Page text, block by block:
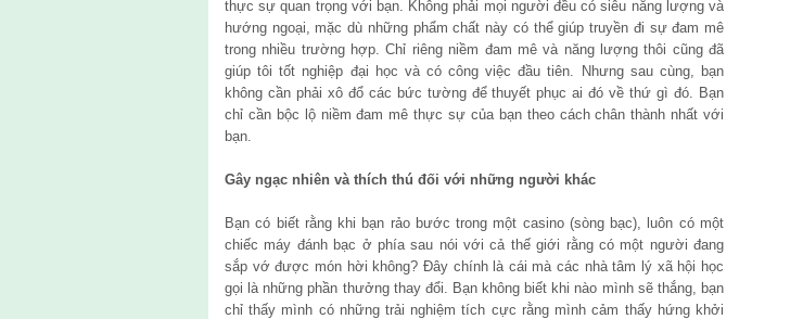
thực sự quan trọng với bạn. Không phải mọi người đều có siêu năng lượng và
hướng ngoại, mặc dù những phẩm chất này có thể giúp truyền đi sự đam mê
trong nhiều trường hợp. Chỉ riêng niềm đam mê và năng lượng thôi cũng đã
giúp tôi tốt nghiệp đại học và có công việc đầu tiên. Nhưng sau cùng, bạn
không cần phải xô đổ các bức tường để thuyết phục ai đó về thứ gì đó. Bạn
chỉ cần bộc lộ niềm đam mê thực sự của bạn theo cách chân thành nhất với
bạn.
Gây ngạc nhiên và thích thú đối với những người khác
Bạn có biết rằng khi bạn rảo bước trong một casino (sòng bạc), luôn có một
chiếc máy đánh bạc ở phía sau nói với cả thế giới rằng có một người đang
sắp vớ được món hời không? Đây chính là cái mà các nhà tâm lý xã hội học
gọi là những phần thưởng thay đổi. Bạn không biết khi nào mình sẽ thắng, bạn
chỉ thấy mình có những trải nghiệm tích cực rằng mình cảm thấy hứng khởi